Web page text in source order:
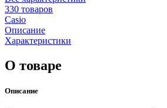
330 товаров
Casio
Описание
Характеристики
О товаре
Описание